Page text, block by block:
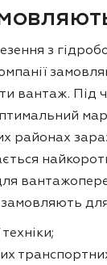
з
вантаж. Під
районах
замовляють